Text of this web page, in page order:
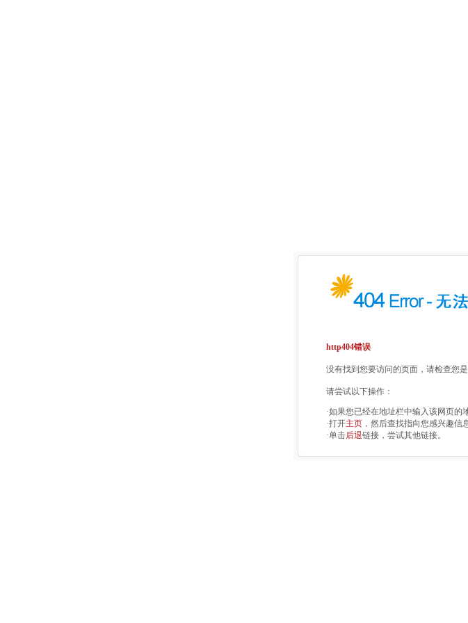
http404错误
没有找到您要访问的页面，请检查您是
请尝试以下操作：
·如果您已经在地址栏中输入该网页的
·打开主页 ，然后查找指向您感兴趣信
·单击后退链接，尝试其他链接。